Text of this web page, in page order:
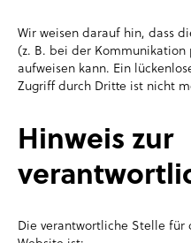
Wir weisen darauf hin, dass
(z. B. bei der
aufweisen kann. Ein
Zugriff durch Dritte ist nicht
Hinweis zur
Die verantwortliche Stelle